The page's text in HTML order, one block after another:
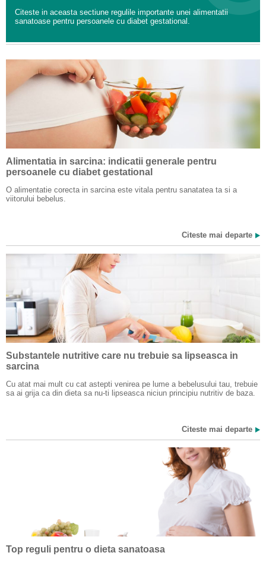
Citeste in aceasta sectiune regulile importante unei alimentatii
sanatoase pentru persoanele cu diabet gestational.
Alimentatia in sarcina: indicatii generale pentru
persoanele cu diabet gestational
O alimentatie corecta in sarcina este vitala pentru sanatatea ta si a
viitorului bebelus.
Citeste mai departe
Substantele nutritive care nu trebuie sa lipseasca in
sarcina
Cu atat mai mult cu cat astepti venirea pe lume a bebelusului tau, trebuie
sa ai grija ca din dieta sa nu-ti lipseasca niciun principiu nutritiv de baza.
Citeste mai departe
Top reguli pentru o dieta sanatoasa